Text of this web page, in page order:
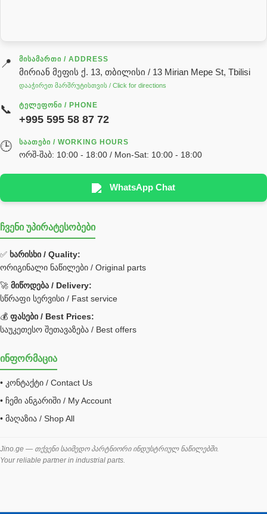
გადაცემათა კოლოფის ზეთი( კარობკის ზეთი)
ძრავის ზეთი
ჰიდრავლიკის ზეთი
реек
სხადასხვა
Hyva
უჟანგავი ფოლადი
Bobcat ფილტრი
Caterpillar ფილტრი
JCB ფილტრი
ქვაბი გათბობა მილები
შემაერთებელი / გადამყვანი UNF ORFS
შემაერთებელი BSPP /გადამყვანი
შესაფუთი მანქანა ვაკუმით
შლანგი
საწვავის შლანგი
📍 ᲛᲘᲡᲐᲛᲐᲠᲗᲘ / ADDRESS
მირიან მეფის ქ. 13, თბილისი / 13 Mirian Mepe St, Tbilisi
დააჭირეთ მარშრუტისთვის / Click for directions
📞 ᲢᲔᲚᲔᲤᲝᲜᲘ / PHONE
+995 595 58 87 72
🕒 ᲡᲐᲐᲗᲔᲑᲘ / WORKING HOURS
ორშ-შაბ: 10:00 - 18:00 / Mon-Sat: 10:00 - 18:00
WhatsApp Chat
ჩვენი უპირატესობები
✅ ხარისხი / Quality:
ორიგინალი ნაწილები / Original parts
🚀 მიწოდება / Delivery:
სწრაფი სერვისი / Fast service
💰 ფასები / Best Prices:
საუკეთესო შეთავაზება / Best offers
ინფორმაცია
• კონტაქტი / Contact Us
• ჩემი ანგარიში / My Account
• მაღაზია / Shop All
Jino.ge — თქვენი საიმედო პარტნიორი ინდუსტრიულ ნაწილებში.
Your reliable partner in industrial parts.